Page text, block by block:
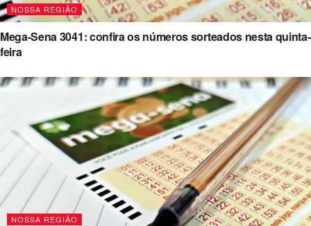
NOSSA REGIÃO
Mega-Sena 3041: confira os números sorteados nesta quinta-
feira
NOSSA REGIÃO